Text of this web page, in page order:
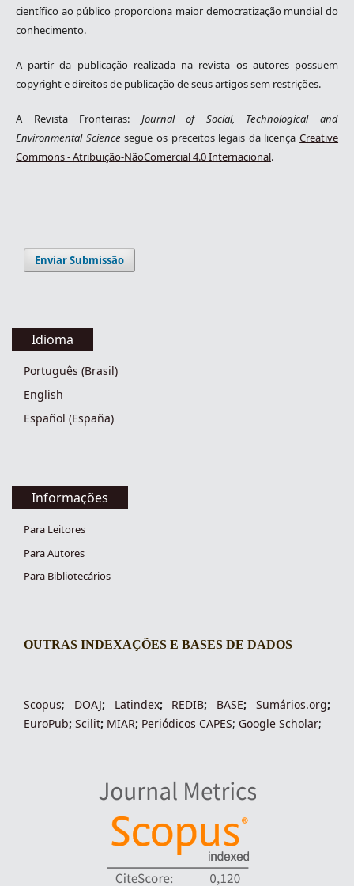
científico ao público proporciona maior democratização mundial do
conhecimento.
A partir da publicação realizada na revista os autores possuem
copyright e direitos de publicação de seus artigos sem restrições.
A Revista Fronteiras: Journal of Social, Technological and
Environmental Science segue os preceitos legais da licençaCreative
Commons - Atribuição-NãoComercial 4.0 Internacional.
Enviar Submissão
Idioma
Português (Brasil)
English
Español (España)
Informações
Para Leitores
Para Autores
Para Bibliotecários
indexacoes-fronteiras
OUTRAS INDEXAÇÕES E BASES DE DADOS
Scopus; DOAJ; Latindex; REDIB; BASE;Sumários.org;
EuroPub; Scilit; MIAR; Periódicos CAPES; Google Scholar;
indexadores-fronteiras